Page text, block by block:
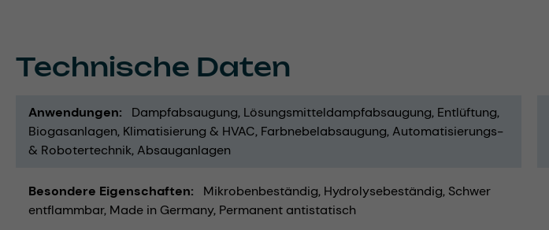
Technische Daten
Anwendungen Dampfabsaugung Lösungsmitteldampfabsaugung Entlüftung
Biogasanlagen Klimatisierung & HVAC Farbnebelabsaugung Automatisierungs-
& Robotertechnik Absauganlagen
Besondere Eigenschaften Mikrobenbeständig Hydrolysebeständig Schwer
entflammbar Made in Germany Permanent antistatisch